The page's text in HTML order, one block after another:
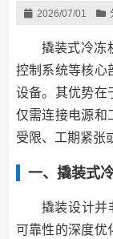
2026/07/01
撬装式冷冻
控制系统等核心
设备。其优势在
仅需连接电源和
受限、工期紧张
一、撬装式
撬装设计并
可靠性的深度优